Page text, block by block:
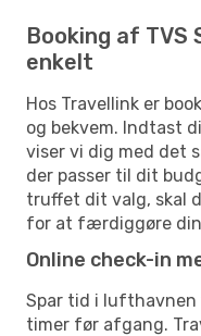
Booking af
enkelt
Hos Travellink er
og bekvem. Indtast
viser vi dig med det
der passer til dit
truffet dit valg, skal
for at færdiggøre din
Online check-in
Spar tid i
timer før afgang.